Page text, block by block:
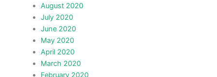
August 2020
July 2020
June 2020
May 2020
April 2020
March 2020